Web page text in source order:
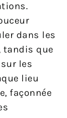
dans les
tandis que
les
lieu
façonnée